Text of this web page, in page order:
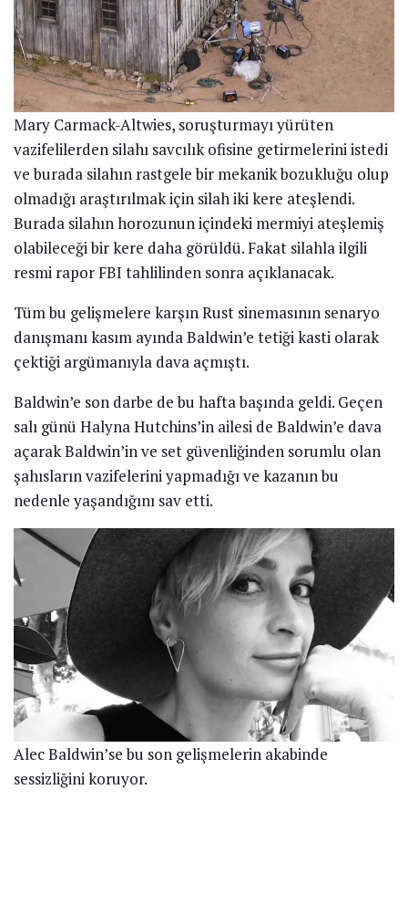
Mary Carmack-Altwies, soruşturmayı yürüten
vazifelilerden silahı savcılık ofisine getirmelerini istedi
ve burada silahın rastgele bir mekanik bozukluğu olup
olmadığı araştırılmak için silah iki kere ateşlendi.
Burada silahın horozunun içindeki mermiyi ateşlemiş
olabileceği bir kere daha görüldü. Fakat silahla ilgili
resmi rapor FBI tahlilinden sonra açıklanacak.
Tüm bu gelişmelere karşın Rust sinemasının senaryo
danışmanı kasım ayında Baldwin’e tetiği kasti olarak
çektiği argümanıyla dava açmıştı.
Baldwin’e son darbe de bu hafta başında geldi. Geçen
salı günü Halyna Hutchins’in ailesi de Baldwin’e dava
açarak Baldwin’in ve set güvenliğinden sorumlu olan
şahısların vazifelerini yapmadığı ve kazanın bu
nedenle yaşandığını sav etti.
Alec Baldwin’se bu son gelişmelerin akabinde
sessizliğini koruyor.